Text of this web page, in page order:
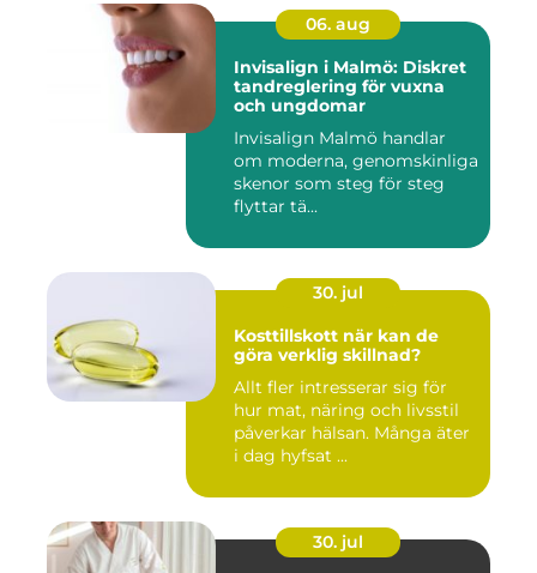
06. aug
Invisalign i Malmö: Diskret
tandreglering för vuxna
och ungdomar
Invisalign Malmö handlar
om moderna, genomskinliga
skenor som steg för steg
flyttar tä...
30. jul
Kosttillskott när kan de
göra verklig skillnad?
Allt fler intresserar sig för
hur mat, näring och livsstil
påverkar hälsan. Många äter
i dag hyfsat ...
30. jul